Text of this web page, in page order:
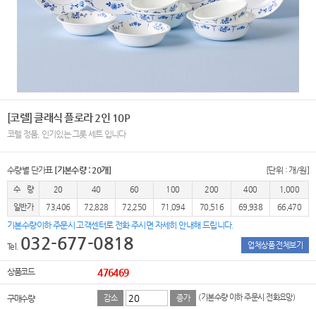
[코렐] 클래식 플로라 2인 10P
코렐 정품, 인기있는 그릇 세트 입니다
수량별 단가표 [기본수량 : 20개] [단위 : 개/원]
수 량 20 40 60 100 200 400
1,000
일반가
73,406 72,828 72,250 71,094 70,516 69,938 66,470
기본수량이하 주문시 고객센터로 전화 주시면 자세히 안내해 드립니다.
Tel. 032-677-0818 업체상품 전체보기
상품코드 476469
구매수량 감소 증가 (기본수량 이하 주문시 전화요망)